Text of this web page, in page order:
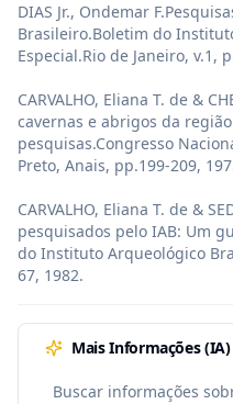
DIAS Jr., Ondemar
Brasileiro.Boletim do
Especial.Rio de Janeiro, v.1,
CARVALHO, Eliana T. de &
cavernas e abrigos da
pesquisas.Congresso
Preto, Anais, pp.199-209,
CARVALHO, Eliana T. de &
pesquisados pelo IAB: Um
do Instituto Arqueológico
67, 1982.
Mais Informações (IA)
Buscar informações